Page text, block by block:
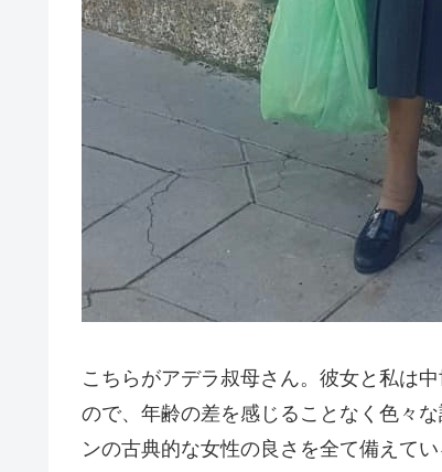
こちらがアデラ叔母さん。彼女と私は
ので、年齢の差を感じることなく色々
ンの古典的な女性の良さを全て備えて